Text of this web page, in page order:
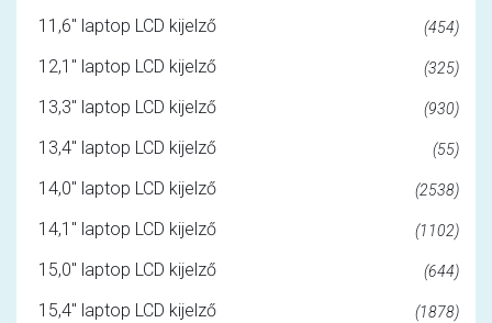
11,6" laptop LCD kijelző (454)
12,1" laptop LCD kijelző (325)
13,3" laptop LCD kijelző (930)
13,4" laptop LCD kijelző (55)
14,0" laptop LCD kijelző (2538)
14,1" laptop LCD kijelző (1102)
15,0" laptop LCD kijelző (644)
15,4" laptop LCD kijelző (1878)